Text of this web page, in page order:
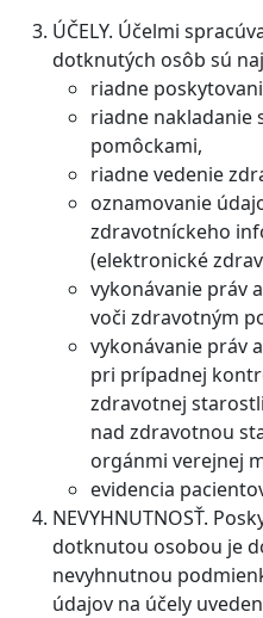
ÚČELY. Účelmi
dotknutých osôb sú
riadne
riadne nakladanie
pomôckami,
riadne vedenie
oznamovanie
zdravotníckeho
(elektronické
vykonávanie práv
voči zdravotným
vykonávanie práv
pri prípadnej
zdravotnej
nad zdravotnou
orgánmi verejnej
evidencia
NEVYHNUTNOSŤ.
dotknutou osobou je
nevyhnutnou
údajov na účely